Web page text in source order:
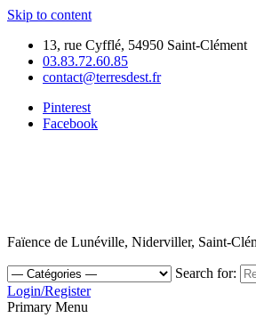
Skip to content
13, rue Cyfflé, 54950 Saint-Clément
03.83.72.60.85
contact@terresdest.fr
Pinterest
Facebook
Faïence de Lunéville, Niderviller, Saint-
Search for:
Login/Register
Primary Menu